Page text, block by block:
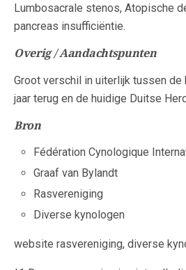
Lumbosacrale stenos, Atopische
pancreas insufficiëntie.
Overig / Aandachtspunten
Groot verschil in uiterlijk tussen de
jaar terug en de huidige Duitse
Bron
Fédération Cynologique
Graaf van Bylandt
Rasvereniging
Diverse kynologen
website rasvereniging, diverse